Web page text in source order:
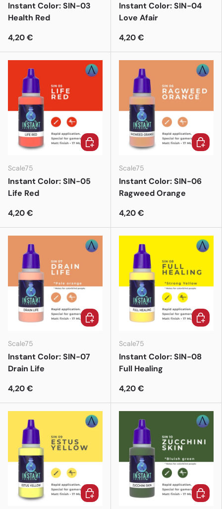
Instant Color: SIN-03
Health Red
4,20 €
Instant Color: SIN-04
Love Afair
4,20 €
Scale75
Instant Color: SIN-05
Life Red
4,20 €
In den Warenkorb
Scale75
Instant Color: SIN-06
Ragweed Orange
4,20 €
In den
Scale75
Instant Color: SIN-07
Drain Life
4,20 €
In den Warenkorb
Scale75
Instant Color: SIN-08
Full Healing
4,20 €
In den
In den Warenkorb In den